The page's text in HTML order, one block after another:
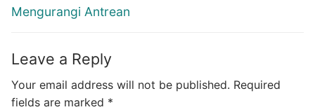
Mengurangi Antrean
Leave a Reply
Your email address will not be published. Required
fields are marked *